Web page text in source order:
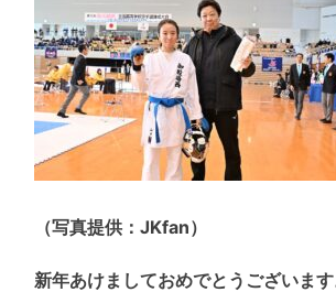
（写真提供：JKfan）
新年あけましておめでとうございま